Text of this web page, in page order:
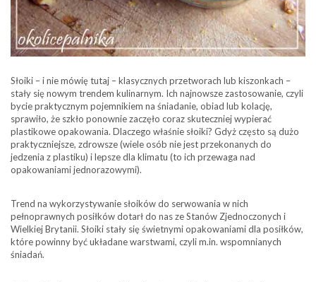
Słoiki – i nie mówię tutaj – klasycznych przetworach lub kiszonkach –
stały się nowym trendem kulinarnym. Ich najnowsze zastosowanie, czyli
bycie praktycznym pojemnikiem na śniadanie, obiad lub kolację,
sprawiło, że szkło ponownie zaczęło coraz skuteczniej wypierać
plastikowe opakowania. Dlaczego właśnie słoiki? Gdyż często są dużo
praktyczniejsze, zdrowsze (wiele osób nie jest przekonanych do
jedzenia z plastiku) i lepsze dla klimatu (to ich przewaga nad
opakowaniami jednorazowymi).
Trend na wykorzystywanie słoików do serwowania w nich
pełnoprawnych posiłków dotarł do nas ze Stanów Zjednoczonych i
Wielkiej Brytanii. Słoiki stały się świetnymi opakowaniami dla posiłków,
które powinny być układane warstwami, czyli m.in. wspomnianych
śniadań.